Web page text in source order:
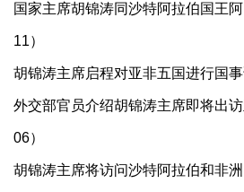
国家主席胡锦涛同沙特阿拉伯国王
11）
胡锦涛主席启程对亚非五国进行国事
外交部官员介绍胡锦涛主席即将出
06）
胡锦涛主席将访问沙特阿拉伯和非洲